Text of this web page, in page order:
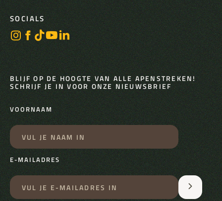
SOCIALS
BLIJF OP DE HOOGTE VAN ALLE APENSTREKEN!
SCHRIJF JE IN VOOR ONZE NIEUWSBRIEF
VOORNAAM
E-MAILADRES